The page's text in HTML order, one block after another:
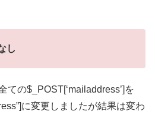
し
ての$_POST[‘mailaddress’]を
に変更しましたが結果は変わ